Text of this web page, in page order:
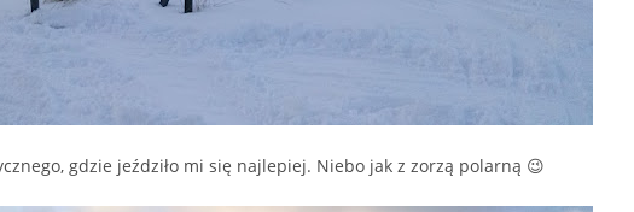
gdzie jeździło mi się najlepiej. Niebo jak z zorzą polarną 😉